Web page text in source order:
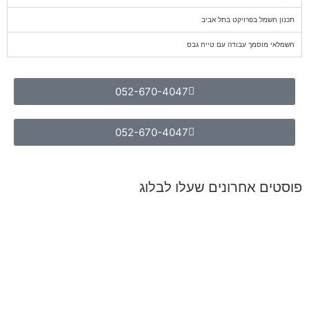
תכנון חשמל בפרויקט בתל אביב
חשמלאי מוסמך עבודה עם טייח גבס
052-670-4047
052-670-4047
פוסטים אחרונים שעלו לבלוג